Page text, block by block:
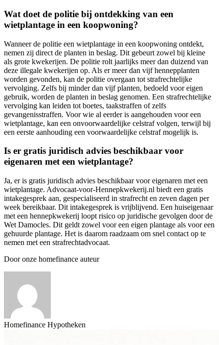
Wat doet de politie bij ontdekking van een
wietplantage in een koopwoning?
Wanneer de politie een wietplantage in een koopwoning ontdekt,
nemen zij direct de planten in beslag. Dit gebeurt zowel bij kleine
als grote kwekerijen. De politie rolt jaarlijks meer dan duizend van
deze illegale kwekerijen op. Als er meer dan vijf hennepplanten
worden gevonden, kan de politie overgaan tot strafrechtelijke
vervolging. Zelfs bij minder dan vijf planten, bedoeld voor eigen
gebruik, worden de planten in beslag genomen. Een strafrechtelijke
vervolging kan leiden tot boetes, taakstraffen of zelfs
gevangenisstraffen. Voor wie al eerder is aangehouden voor een
wietplantage, kan een onvoorwaardelijke celstraf volgen, terwijl bij
een eerste aanhouding een voorwaardelijke celstraf mogelijk is.
Is er gratis juridisch advies beschikbaar voor
eigenaren met een wietplantage?
Ja, er is gratis juridisch advies beschikbaar voor eigenaren met een
wietplantage. Advocaat-voor-Hennepkwekerij.nl biedt een gratis
intakegesprek aan, gespecialiseerd in strafrecht en zeven dagen per
week bereikbaar. Dit intakegesprek is vrijblijvend. Een huiseigenaar
met een hennepkwekerij loopt risico op juridische gevolgen door de
Wet Damocles. Dit geldt zowel voor een eigen plantage als voor een
gehuurde plantage. Het is daarom raadzaam om snel contact op te
nemen met een strafrechtadvocaat.
Door onze homefinance auteur
Homefinance Hypotheken